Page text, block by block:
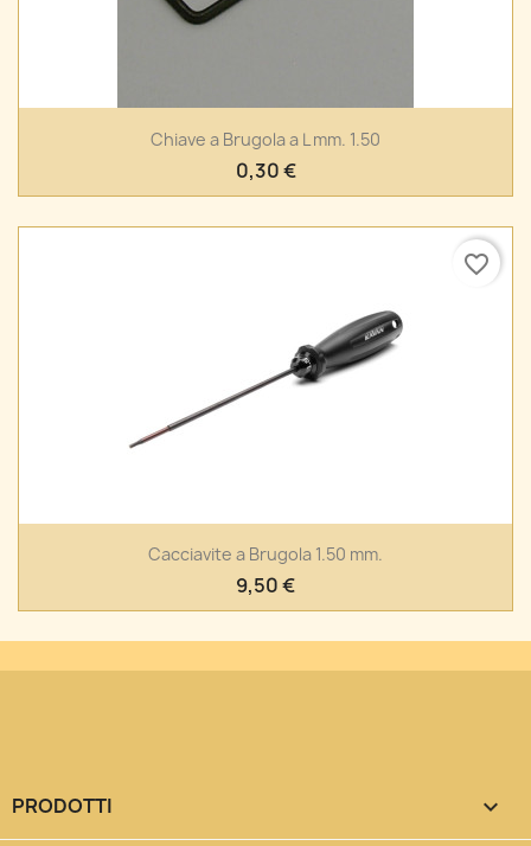
Chiave a Brugola a L mm. 1.50
0,30 €
Cacciavite a Brugola 1.50 mm.
9,50 €
favorite_border
PRODOTTI 